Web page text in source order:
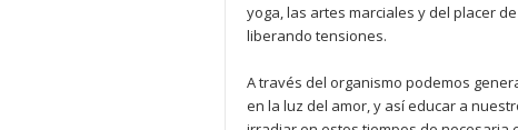
yoga, las artes marciales y del placer
liberando tensiones.
A través del organismo podemos
en la luz del amor, y así educar a